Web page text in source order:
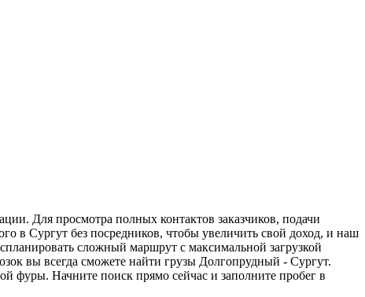
Для просмотра полных контактов заказчиков, подачи
в Сургут без посредников, чтобы увеличить свой доход, и наш
сложный маршрут с максимальной загрузкой
вы всегда сможете найти грузы Долгопрудный - Сургут.
фуры. Начните поиск прямо сейчас и заполните пробег в